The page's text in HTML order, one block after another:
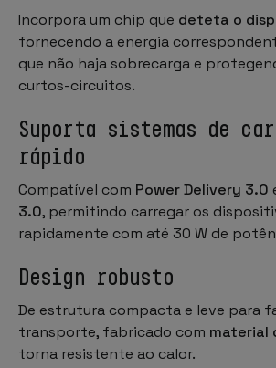
Incorpora um chip que deteta o
fornecendo a energia
que não haja sobrecarga e
curtos-circuitos.
Suporta sistemas de
rápido
Compatível com Power Delivery 3.0
3.0, permitindo carregar os
rapidamente com até 30 W de
Design robusto
De estrutura compacta e leve para
transporte, fabricado com material
torna resistente ao calor.